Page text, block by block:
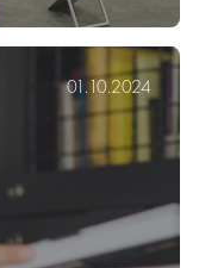
01.10.2024